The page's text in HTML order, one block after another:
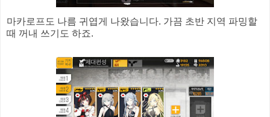
마카로프도 나름 귀엽게 나왔습니다. 가끔 초반 지역 파밍할
때 꺼내 쓰기도 하죠.